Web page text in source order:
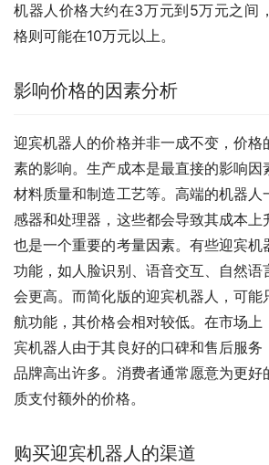
机器人价格大约在3万元到5万元之间
格则可能在10万元以上。
影响价格的因素分析
迎宾机器人的价格并非一成不变，价格
素的影响。生产成本是最直接的影响因
材料质量和制造工艺等。高端的机器人
感器和处理器，这些都会导致其成本上
也是一个重要的考量因素。有些迎宾机
功能，如人脸识别、语音交互、自然语
会更高。而简化版的迎宾机器人，可能
航功能，其价格会相对较低。在市场上
宾机器人由于其良好的口碑和售后服务
品牌高出许多。消费者通常愿意为更好
质支付额外的价格。
购买迎宾机器人的渠道